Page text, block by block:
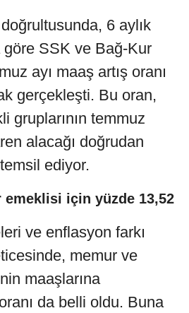
6 aylık
göre SSK ve Bağ-Kur
ayı maaş artış oranı
gerçekleşti. Bu oran,
gruplarının temmuz
alacağı doğrudan
ediyor.
emeklisi için yüzde 13,52
ve enflasyon farkı
memur ve
maaşlarına
da belli oldu. Buna